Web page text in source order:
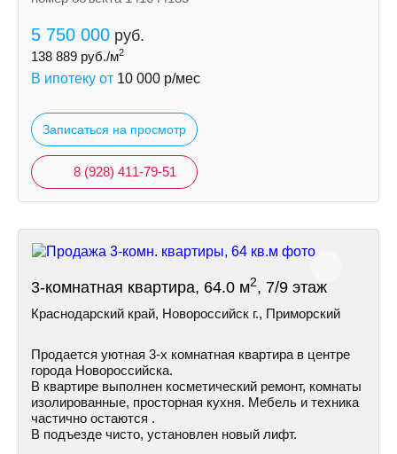
5 750 000 руб.
138 889 руб./м2
В ипотеку от 10 000 р/мес
Записаться на просмотр
8 (928) 411-79-51
3-комнатная квартира, 64.0 м2, 7/9 этаж
Краснодарский край, Новороссийск г., Приморский
Пpoдается уютная 3-х комнатная квартира в центре
города Новороссийска.
В квартире выполнен косметический ремонт, комнаты
изолированные, просторная кухня. Мебель и техника
частично остаются .
В подъезде чисто, установлен новый лифт.